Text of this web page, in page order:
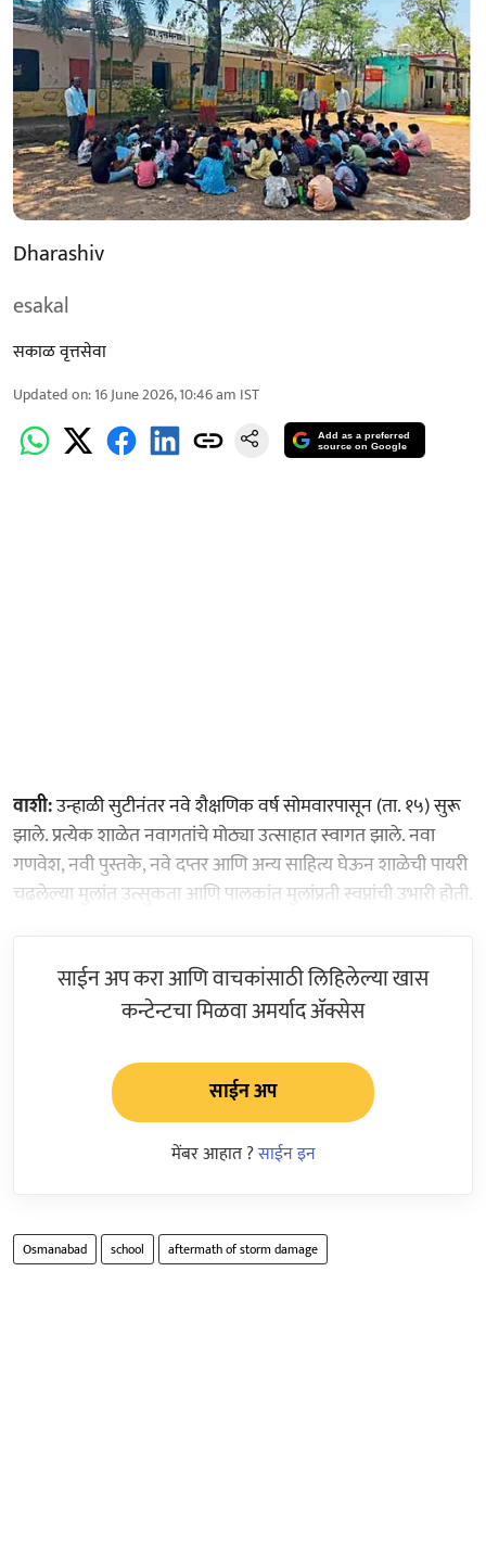
Dharashiv
esakal
सकाळ वृत्तसेवा
Updated on:16 June 2026, 10:46 am IST
Add as a preferred
source on Google
वाशी:उन्हाळी सुटीनंतर नवे शैक्षणिक वर्ष सोमवारपासून (ता. १५) सुरू
झाले. प्रत्येक शाळेत नवागतांचे मोठ्या उत्साहात स्वागत झाले. नवा
गणवेश, नवी पुस्तके, नवे दप्तर आणि अन्य साहित्य घेऊन शाळेची पायरी
चढलेल्या मुलांत उत्सुकता आणि पालकांत मुलांप्रती स्वप्नांची उभारी होती.
साईन अप करा आणि वाचकांसाठी लिहिलेल्या खास
कन्टेन्टचा मिळवा अमर्याद ॲक्सेस
साईन अप
मेंबर आहात ?साईन इन
Osmanabad school aftermath of storm damage